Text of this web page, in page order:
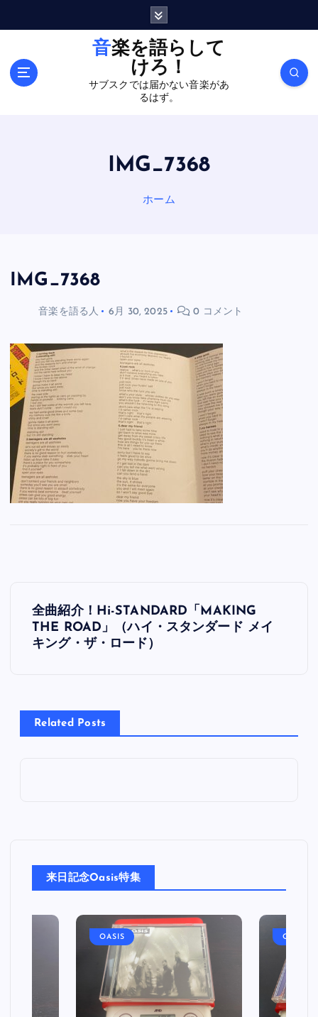
音楽を語らして
けろ！
サブスクでは届かない音楽があ
るはず。
IMG_7368
ホーム
IMG_7368
音楽を語る人 6月 30, 2025 0 コメント
投
稿
ビ
ゲ
全曲紹介！Hi-STANDARD「MAKING
THE ROAD」（ハイ・スタンダード メイ
キング・ザ・ロード）
Related Posts
来日記念Oasis特集
OASIS OASIS